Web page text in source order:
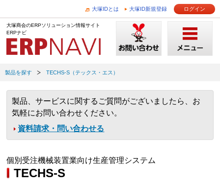
大塚IDとは 大塚ID新規登録 ログイン
大塚商会のERPソリューション情報サイト
ERPナビ
製品を探す TECHS-S（テックス・エス）
製品、サービスに関するご質問がございましたら、お
気軽にお問い合わせください。
資料請求・問い合わせる
個別受注機械装置業向け生産管理システム
TECHS-S